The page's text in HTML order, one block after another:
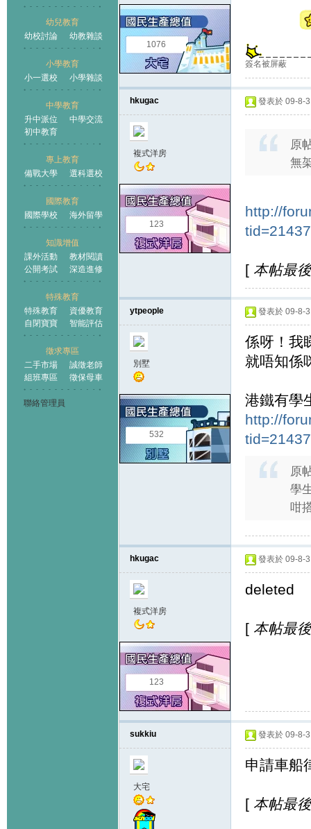
幼兒教育
幼校討論
幼教雜談
小學教育
小一選校
小學雜談
中學教育
升中派位
中學交流
初中教育
專上教育
備戰大學
選科選校
國際教育
國際學校
海外留學
知識增值
課外活動
教材閱讀
公開考試
深造進修
特殊教育
特殊教育
資優教育
自閉寶寶
智能評估
徵求專區
二手市場
誠徵老師
組班專區
徵保母車
聯絡管理員
王國 1076
簽名被屏蔽
hkugac
複式洋房
123
發表於 09-8-
原
無
http://
[ 本帖最
ytpeople
別墅
532
發表於 09-8-
係呀！我
就唔知係
港鐵有學
http://
原
學
咁
hkugac
複式洋房
123
發表於 09-8-
deleted
[ 本帖最
sukkiu
大宅
發表於 09-8-
申請車船
[ 本帖最